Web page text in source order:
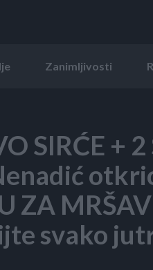
Zanimljivosti
SIRĆE +
ZA
svako